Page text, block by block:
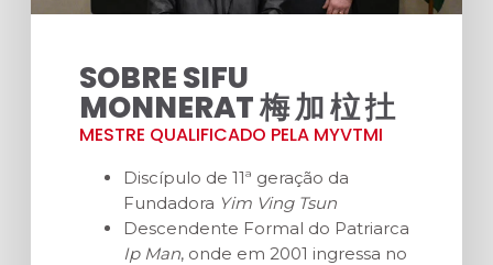
SOBRE SIFU
MONNERAT 梅 加 柆 扗
MESTRE QUALIFICADO PELA MYVTMI
Discípulo de 11ª geração da
Fundadora Yim Ving Tsun
Descendente Formal do Patriarca
Ip Man, onde em 2001 ingressa no